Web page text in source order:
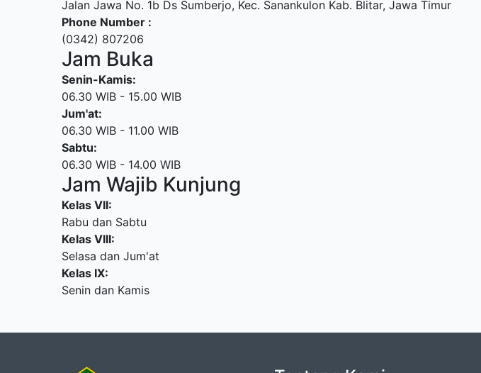
Jalan Jawa No. 1b Ds Sumberjo, Kec. Sanankulon Kab. Blitar, Jawa Timur
Phone Number :
(0342) 807206
Jam Buka
Senin-Kamis:
06.30 WIB - 15.00 WIB
Jum'at:
06.30 WIB - 11.00 WIB
Sabtu:
06.30 WIB - 14.00 WIB
Jam Wajib Kunjung
Kelas VII:
Rabu dan Sabtu
Kelas VIII:
Selasa dan Jum'at
Kelas IX:
Senin dan Kamis